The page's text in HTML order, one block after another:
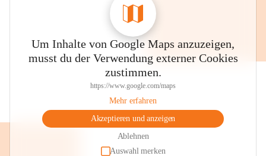
Um Inhalte von Google Maps anzuzeigen,
musst du der Verwendung externer Cookies
zustimmen.
https://www.google.com/maps
Mehr erfahren
Akzeptieren und anzeigen
Ablehnen
Auswahl merken